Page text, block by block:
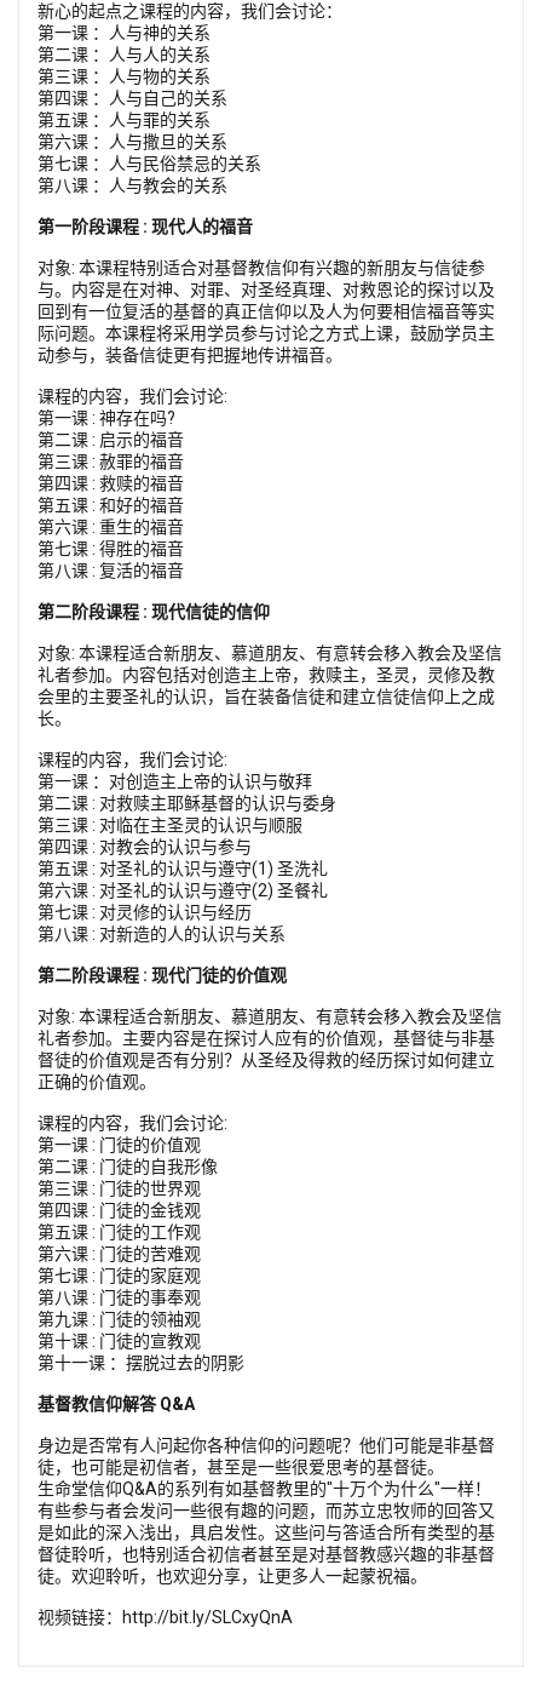
新心的起点之课程的内容，我们会讨论：
第一课 ：人与神的关系
第二课 ：人与人的关系
第三课 ：人与物的关系
第四课 ：人与自己的关系
第五课 ：人与罪的关系
第六课 ：人与撒旦的关系
第七课 ：人与民俗禁忌的关系
第八课 ：人与教会的关系
第一阶段课程 : 现代人的福音
对象: 本课程特别适合对基督教信仰有兴趣的新朋友与信徒参
与。内容是在对神、对罪、对圣经真理、对救恩论的探讨以及
回到有一位复活的基督的真正信仰以及人为何要相信福音等实
际问题。本课程将采用学员参与讨论之方式上课，鼓励学员主
动参与，装备信徒更有把握地传讲福音。
课程的内容，我们会讨论:
第一课 : 神存在吗?
第二课 : 启示的福音
第三课 : 赦罪的福音
第四课 : 救赎的福音
第五课 : 和好的福音
第六课 : 重生的福音
第七课 : 得胜的福音
第八课 : 复活的福音
第二阶段课程 : 现代信徒的信仰
对象: 本课程适合新朋友、慕道朋友、有意转会移入教会及坚信
礼者参加。内容包括对创造主上帝，救赎主，圣灵，灵修及教
会里的主要圣礼的认识，旨在装备信徒和建立信徒信仰上之成
长。
课程的内容，我们会讨论:
第一课 ：对创造主上帝的认识与敬拜
第二课 : 对救赎主耶稣基督的认识与委身
第三课 : 对临在主圣灵的认识与顺服
第四课 : 对教会的认识与参与
第五课 : 对圣礼的认识与遵守(1) 圣洗礼
第六课 : 对圣礼的认识与遵守(2) 圣餐礼
第七课 : 对灵修的认识与经历
第八课 : 对新造的人的认识与关系
第二阶段课程 : 现代门徒的价值观
对象: 本课程适合新朋友、慕道朋友、有意转会移入教会及坚信
礼者参加。主要内容是在探讨人应有的价值观，基督徒与非基
督徒的价值观是否有分别？从圣经及得救的经历探讨如何建立
正确的价值观。
课程的内容，我们会讨论:
第一课 : 门徒的价值观
第二课 : 门徒的自我形像
第三课 : 门徒的世界观
第四课 : 门徒的金钱观
第五课 : 门徒的工作观
第六课 : 门徒的苦难观
第七课 : 门徒的家庭观
第八课 : 门徒的事奉观
第九课 : 门徒的领袖观
第十课 : 门徒的宣教观
第十一课 ：摆脱过去的阴影
基督教信仰解答 Q&A
身边是否常有人问起你各种信仰的问题呢？他们可能是非基督
徒，也可能是初信者，甚至是一些很爱思考的基督徒。
生命堂信仰Q&A的系列有如基督教里的"十万个为什么"一样！
有些参与者会发问一些很有趣的问题，而苏立忠牧师的回答又
是如此的深入浅出，具启发性。这些问与答适合所有类型的基
督徒聆听，也特别适合初信者甚至是对基督教感兴趣的非基督
徒。欢迎聆听，也欢迎分享，让更多人一起蒙祝福。
视频链接： http://bit.ly/SLCxyQnA